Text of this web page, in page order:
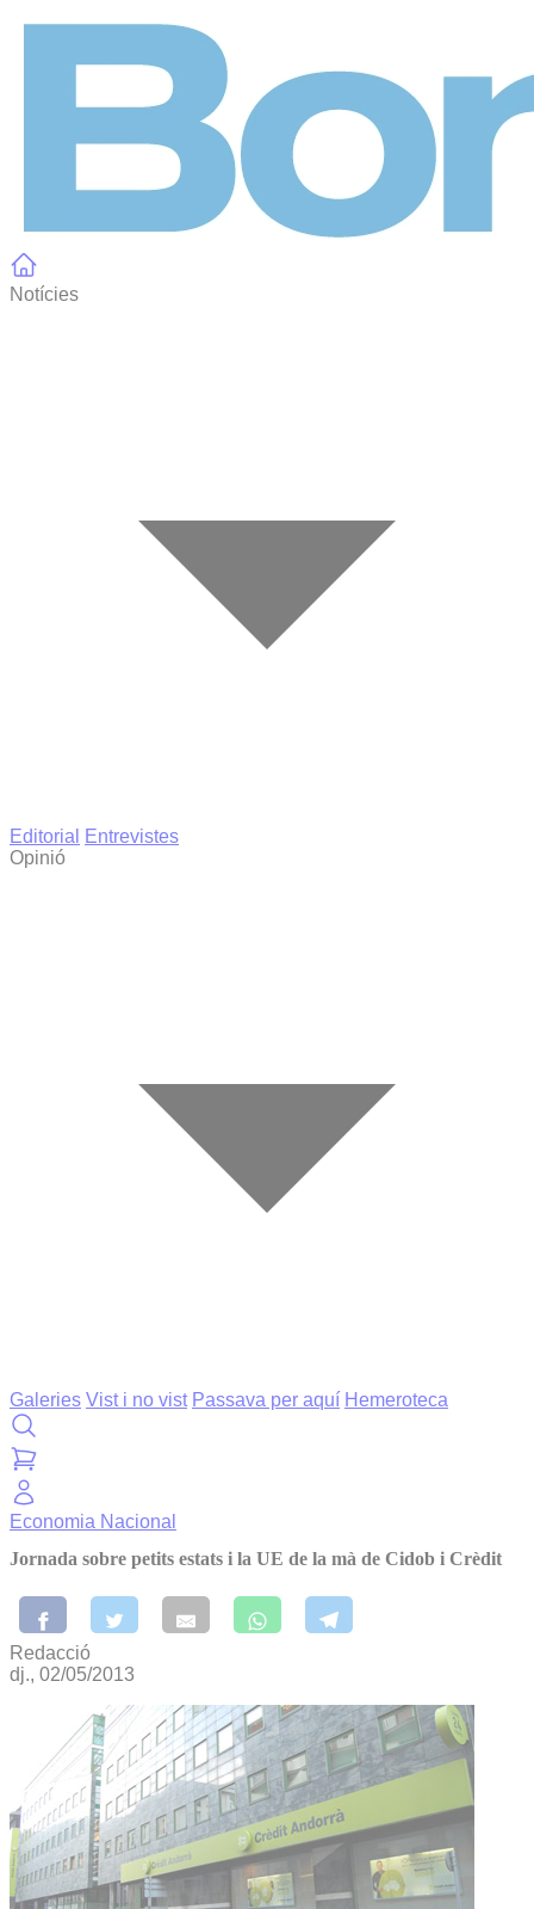
Notícies
Editorial
Entrevistes
Opinió
Galeries Vist i no vist Passava per aquí Hemeroteca
Economia Nacional
Jornada sobre petits estats i la UE de la mà de Cidob i Crèdit
Redacció
dj., 02/05/2013